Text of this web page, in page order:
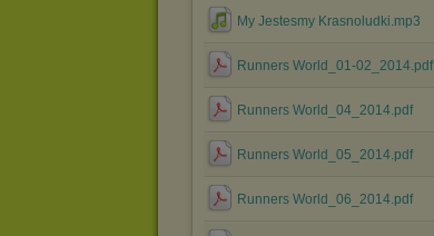
My Jestesmy Krasnoludki.mp3
Runners World_01-02_2014.pdf
Runners World_04_2014.pdf
Runners World_05_2014.pdf
Runners World_06_2014.pdf